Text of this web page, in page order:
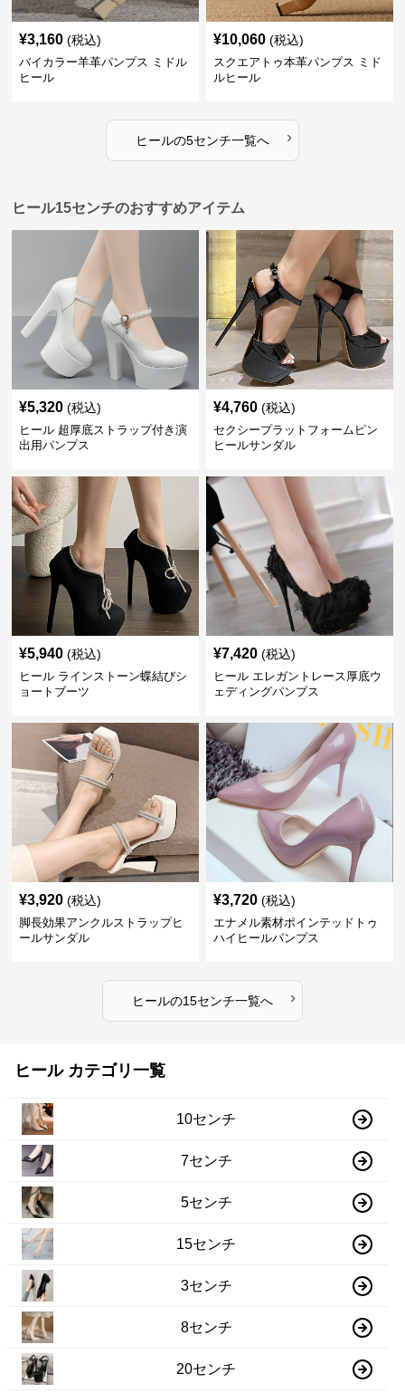
¥3,160 (税込)
バイカラー羊革パンプス ミドル
ヒール
¥10,060 (税込)
スクエアトゥ本革パンプス ミド
ルヒール
ヒールの5センチ一覧へ ›
ヒール15センチのおすすめアイテム
¥5,320 (税込)
ヒール 超厚底ストラップ付き演
出用パンプス
¥4,760 (税込)
セクシープラットフォームピン
ヒールサンダル
¥5,940 (税込)
ヒール ラインストーン蝶結びシ
ョートブーツ
¥7,420 (税込)
ヒール エレガントレース厚底ウ
ェディングパンプス
¥3,920 (税込)
脚長効果アンクルストラップヒ
ールサンダル
¥3,720 (税込)
エナメル素材ポインテッドトゥ
ハイヒールパンプス
ヒールの15センチ一覧へ ›
ヒール カテゴリ一覧
10センチ
7センチ
5センチ
15センチ
3センチ
8センチ
20センチ